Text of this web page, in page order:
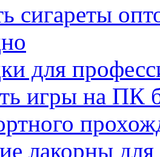
сигареты
для
игры на ПК
лакорны для